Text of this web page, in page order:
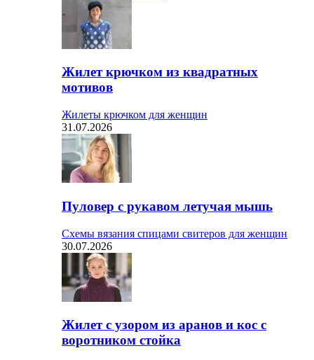
Жилет крючком из квадратных
мотивов
Жилеты крючком для женщин
31.07.2026
Пуловер с рукавом летучая мышь
Схемы вязания спицами свитеров для женщин
30.07.2026
Жилет с узором из аранов и кос с
воротником стойка